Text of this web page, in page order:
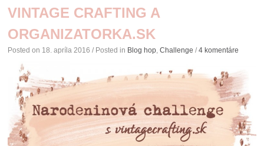
VINTAGE CRAFTING A
ORGANIZATORKA.SK
Posted on 18. apríla 2016 / Posted in Blog hop ,Challenge /4 komentáre